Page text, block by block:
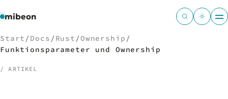
mibeon
Start / Docs / Rust /Ownership /
Funktionsparameter und Ownership
/ ARTIKEL